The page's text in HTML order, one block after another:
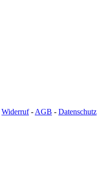
Widerruf-AGB - Datenschutz